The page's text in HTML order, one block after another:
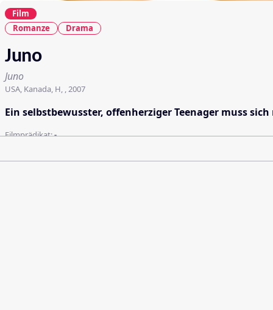
Film
Romanze
Drama
Juno
Juno
USA, Kanada, H, , 2007
Ein selbstbewusster, offenherziger Teenager muss
Filmprädikat:-